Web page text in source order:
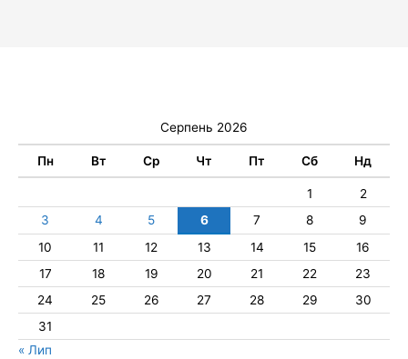
Серпень 2026
Пн Вт Ср Чт Пт Сб Нд
1
2
3
4 5 6 7 8
9
10
11 12 13 14 15
16
17
18 19 20 21 22
23
24
25 26 27 28 29
30
31
« Лип